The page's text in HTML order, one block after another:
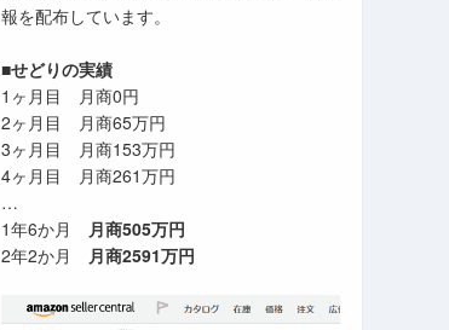
報を配布しています。
■せどりの実績
1ヶ月目 月商0円
2ヶ月目 月商65万円
3ヶ月目 月商153万円
4ヶ月目 月商261万円
…
1年6か月 月商505万円
2年2か月 月商2591万円